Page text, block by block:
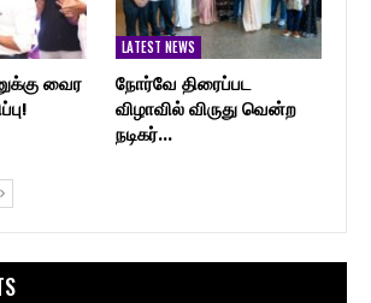
வைர
LATEST NEWS
நோர்வே திரைப்பட
விழாவில் விருது வென்ற
நடிகர்…